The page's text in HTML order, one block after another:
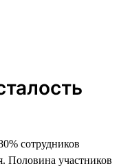
сотрудников
Половина участников